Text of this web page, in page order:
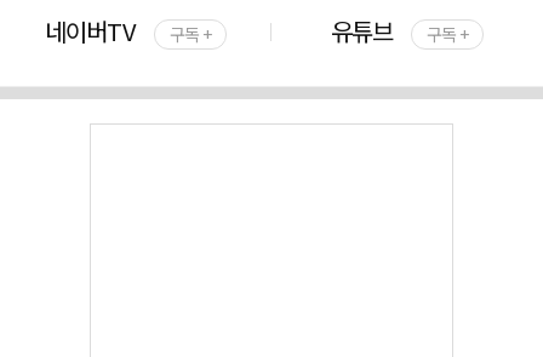
네이버TV 구독 + 유튜브 구독 +